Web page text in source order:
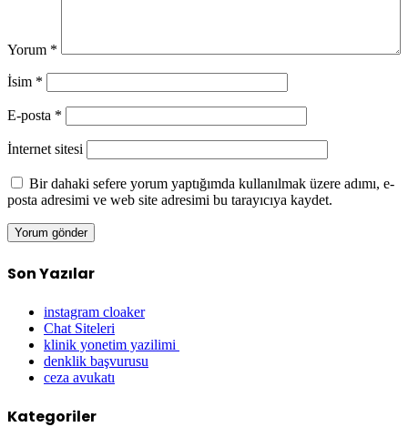
Yorum *
İsim *
E-posta *
İnternet sitesi
Bir dahaki sefere yorum yaptığımda kullanılmak üzere adımı, e-
posta adresimi ve web site adresimi bu tarayıcıya kaydet.
Son Yazılar
instagram cloaker
Chat Siteleri
klinik yonetim yazilimi
denklik başvurusu
ceza avukatı
Kategoriler